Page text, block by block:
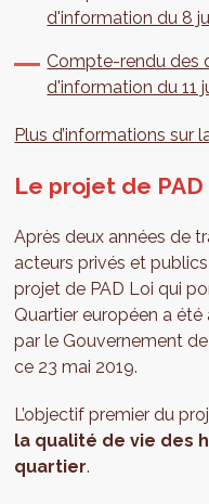
d'information du 8
Compte-rendu des
d'information du 11
Plus d’informations sur
Le projet de
Après deux années de
acteurs privés et
projet de PAD Loi qui
Quartier européen a
par le Gouvernement
ce 23 mai 2019.
L’objectif premier du
la qualité de vie des
quartier.